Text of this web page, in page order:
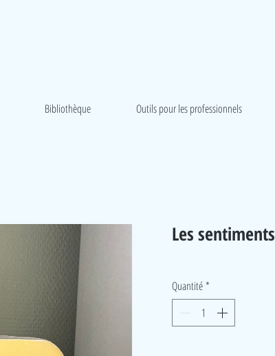
Bibliothèque Outils pour les professionnels
Les sentiments
Quantité *